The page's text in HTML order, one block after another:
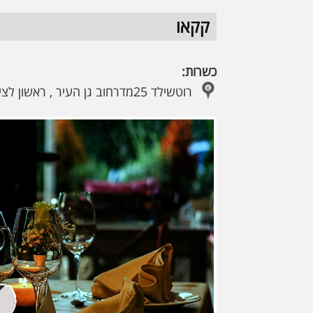
קקאו
כשרות:
רוטשילד 25מדרחוב גן העיר , ראשון לציון